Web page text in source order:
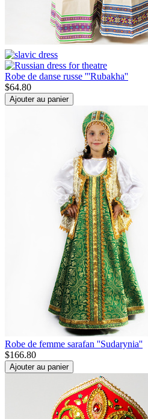
Robe de danse russe '''Rubakha''
$64.80
Ajouter au panier
Robe de femme sarafan ''Sudarynia''
$166.80
Ajouter au panier